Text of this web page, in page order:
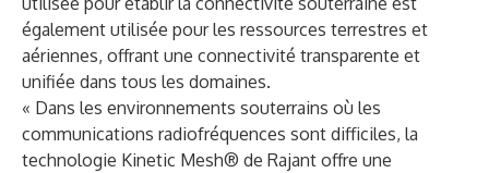
également utilisée pour les ressources terrestres et
aériennes, offrant une connectivité transparente et
unifiée dans tous les domaines.
« Dans les environnements souterrains où les
communications radiofréquences sont difficiles, la
technologie Kinetic Mesh® de Rajant offre une